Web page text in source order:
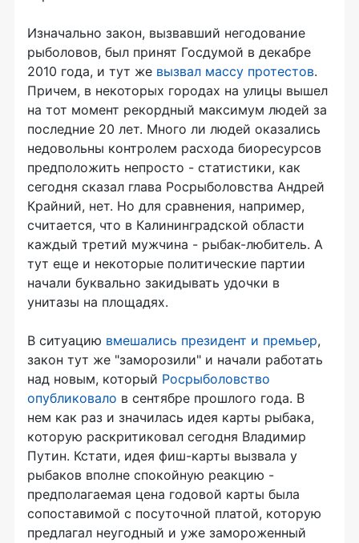
Изначально закон, вызвавший негодование
рыболовов, был принят Госдумой в декабре
2010 года, и тут же вызвал массу протестов.
Причем, в некоторых городах на улицы вышел
на тот момент рекордный максимум людей за
последние 20 лет. Много ли людей оказались
недовольны контролем расхода биоресурсов
предположить непросто - статистики, как
сегодня сказал глава Росрыболовства Андрей
Крайний, нет. Но для сравнения, например,
считается, что в Калининградской области
каждый третий мужчина - рыбак-любитель. А
тут еще и некоторые политические партии
начали буквально закидывать удочки в
унитазы на площадях.
В ситуацию вмешались президент и премьер,
закон тут же "заморозили" и начали работать
над новым, который Росрыболовство
опубликовало в сентябре прошлого года. В
нем как раз и значилась идея карты рыбака,
которую раскритиковал сегодня Владимир
Путин. Кстати, идея фиш-карты вызвала у
рыбаков вполне спокойную реакцию -
предполагаемая цена годовой карты была
сопоставимой с посуточной платой, которую
предлагал неугодный и уже замороженный